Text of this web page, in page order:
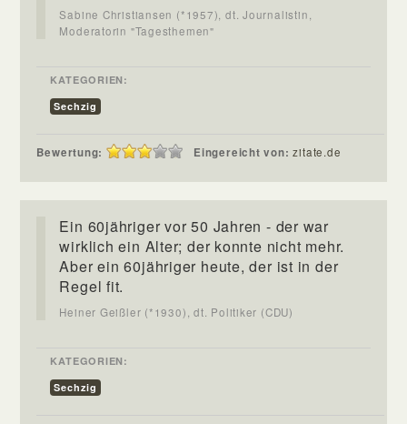
Sabine Christiansen (*1957), dt. Journalistin,
Moderatorin "Tagesthemen"
KATEGORIEN:
Sechzig
Bewertung: Eingereicht von:zitate.de
Ein 60jähriger vor 50 Jahren - der war
wirklich ein Alter; der konnte nicht mehr.
Aber ein 60jähriger heute, der ist in der
Regel fit.
Heiner Geißler (*1930), dt. Politiker (CDU)
KATEGORIEN:
Sechzig